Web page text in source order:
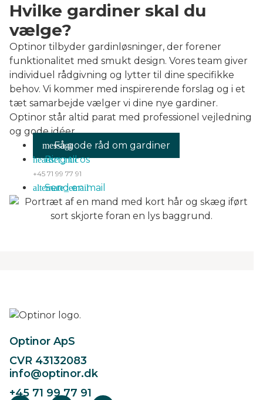
Hvilke gardiner skal du
vælge?
Optinor tilbyder gardinløsninger, der forener
funktionalitet med smukt design. Vores team giver
individuel rådgivning og lytter til dine specifikke
behov. Vi kommer med inspirerende forslag og i et
tæt samarbejde vælger vi dine nye gardiner.
Optinor står altid parat med professionel vejledning
og gode idéer.
Få gode råd om gardiner
Ring til os
+45 71 99 77 91
Send en mail
Optinor ApS
CVR 43132083
info@optinor.dk
+45 71 99 77 91